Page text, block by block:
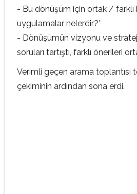
- Bu dönüşüm için ortak / farklı
uygulamalar nelerdir?’
- Dönüşümün vizyonu ve
soruları tartıştı, farklı önerileri
Verimli geçen arama
çekiminin ardından sona erdi.